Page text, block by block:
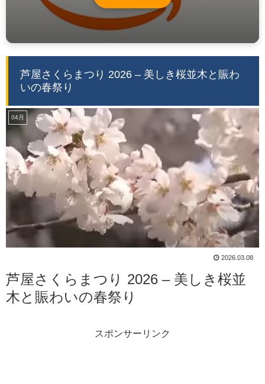
芦屋さくらまつり 2026 – 美しき桜並木と賑わ
いの春祭り
04月
2026.03.08
芦屋さくらまつり 2026 – 美しき桜並
木と賑わいの春祭り
スポンサーリンク